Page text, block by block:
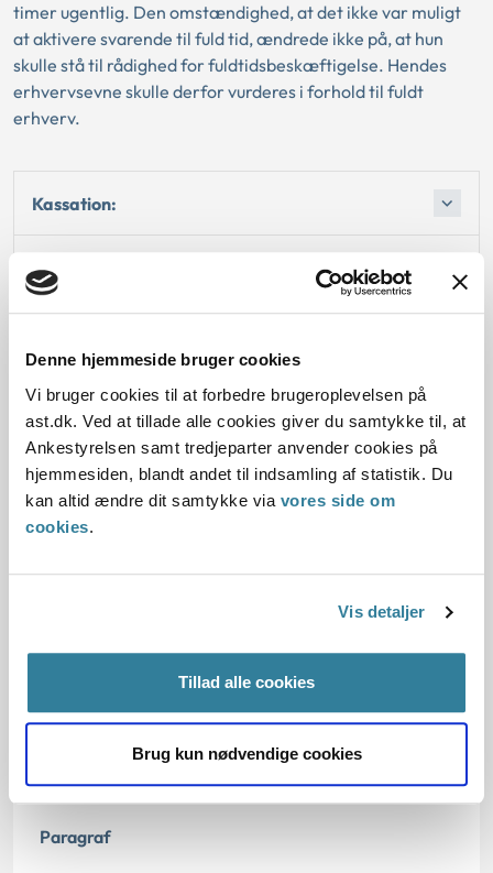
Denne hjemmeside bruger cookies
Vi bruger cookies til at forbedre brugeroplevelsen på
ast.dk. Ved at tillade alle cookies giver du samtykke til, at
Ankestyrelsen samt tredjeparter anvender cookies på
hjemmesiden, blandt andet til indsamling af statistik. Du
kan altid ændre dit samtykke via vores side om
cookies.
Vis detaljer
Tillad alle cookies
Brug kun nødvendige cookies
timer ugentlig. Den omstændighed, at det ikke var muligt
at aktivere svarende til fuld tid, ændrede ikke på, at hun
skulle stå til rådighed for fuldtidsbeskæftigelse. Hendes
erhvervsevne skulle derfor vurderes i forhold til fuldt
erhverv.
Kassation:
Love:
Afgørelse:
Afgørelse:
Afgørelse:
12.07.2013
Paragraf